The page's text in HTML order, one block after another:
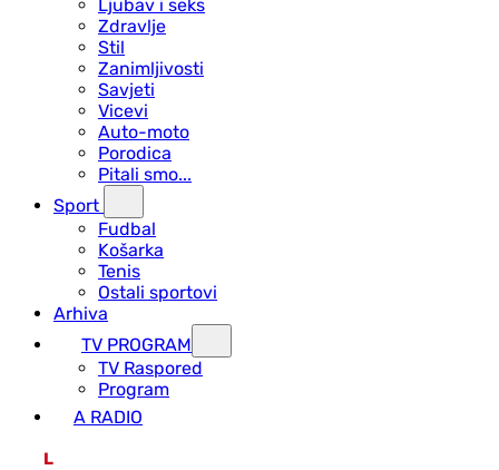
Ljubav i seks
Zdravlje
Stil
Zanimljivosti
Savjeti
Vicevi
Auto-moto
Porodica
Pitali smo...
Sport
Fudbal
Košarka
Tenis
Ostali sportovi
Arhiva
TV PROGRAM
ТV Raspored
Program
A RADIO
L